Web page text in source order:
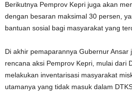
Berikutnya Pemprov Kepri juga akan
dengan besaran maksimal 30 persen,
bantuan sosial bagi masyarakat yang
Di akhir pemaparannya Gubernur
rencana aksi Pemprov Kepri, mulai dari
melakukan inventarisasi masyarakat
utamanya yang tidak masuk dalam